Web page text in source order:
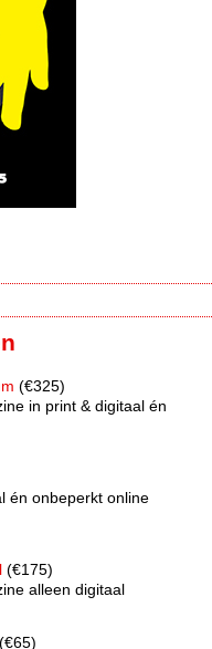
(€325)
in print & digitaal én
én onbeperkt online
(€175)
alleen digitaal
(€65)